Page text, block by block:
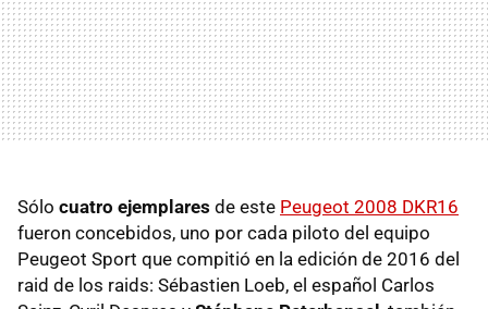
Sólo cuatro ejemplares de este Peugeot 2008 DKR16
fueron concebidos, uno por cada piloto del equipo
Peugeot Sport que compitió en la edición de 2016 del
raid de los raids: Sébastien Loeb, el español Carlos